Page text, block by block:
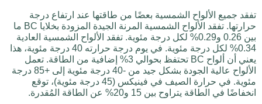
تفقد جميع الألواح الشمسية بعضًا من طاقتها عند ارتفاع درجة
حرارتها. تفقد الألواح الشمسية المرنة الجيدة المزودة بخلايا BC ما
بين 0.26 و0.29% لكل درجة مئوية. تفقد الألواح الشمسية العادية
0.34% لكل درجة مئوية. في يوم درجة حرارته 40 درجة مئوية، هذا
يعني أن ألواح BC تحتفظ بحوالي 3% إضافية من الطاقة. تعمل
الألواح عالية الجودة بشكل جيد من -40 درجة مئوية إلى +85 درجة
مئوية. في حرارة الصيف في فينيكس (45 درجة مئوية)، توقع
انخفاضًا في الطاقة يتراوح بين 15 و20% عن الطاقة المُقدرة.